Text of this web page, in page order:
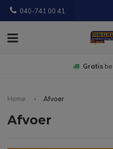
040-741 00 41
Gratis
Home Afvoer
Afvoer